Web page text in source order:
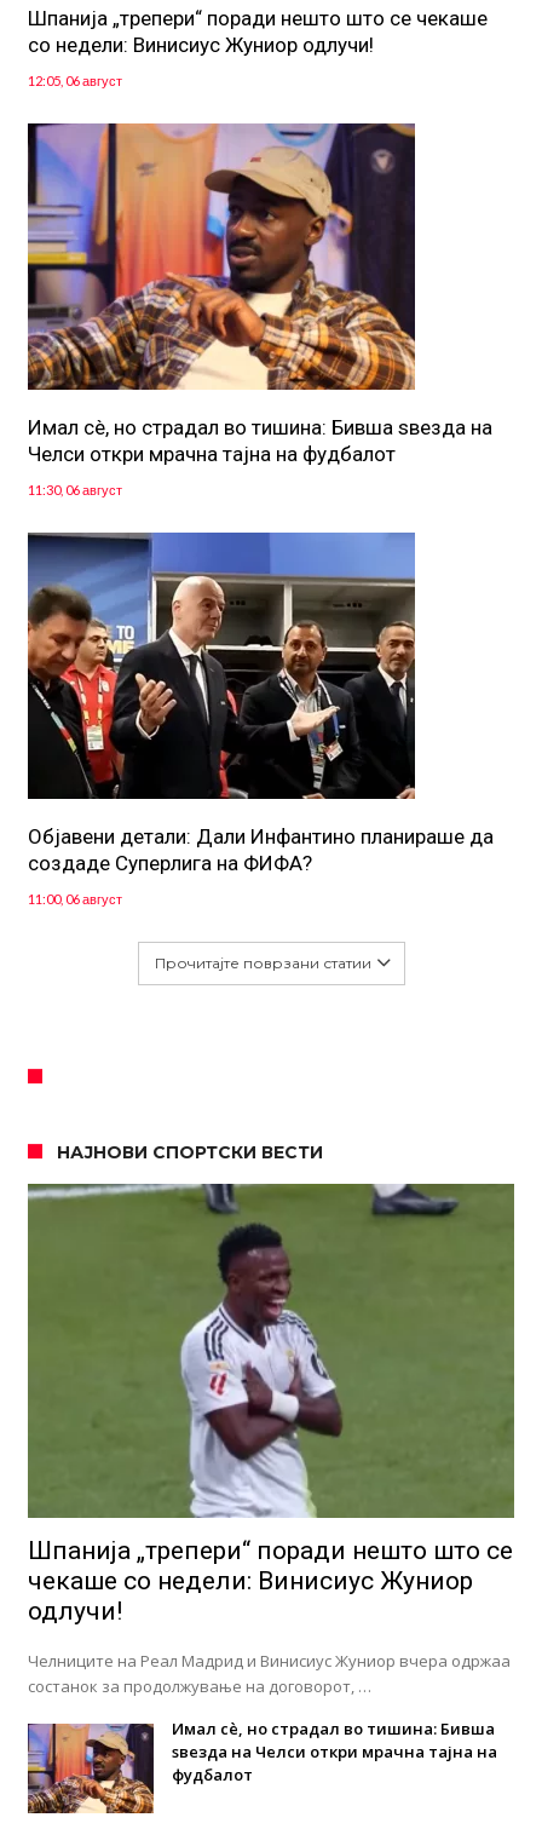
Шпанија „трепери“ поради нешто што се чекаше
со недели: Винисиус Жуниор одлучи!
12:05, 06 август
Имал сè, но страдал во тишина: Бивша ѕвезда на
Челси откри мрачна тајна на фудбалот
11:30, 06 август
Објавени детали: Дали Инфантино планираше да
создаде Суперлига на ФИФА?
11:00, 06 август
Прочитајте поврзани статии
НАЈНОВИ СПОРТСКИ ВЕСТИ
Шпанија „трепери“ поради нешто што се
чекаше со недели: Винисиус Жуниор
одлучи!
Челниците на Реал Мадрид и Винисиус Жуниор вчера одржаа
состанок за продолжување на договорот, …
Имал сè, но страдал во тишина: Бивша
ѕвезда на Челси откри мрачна тајна на
фудбалот